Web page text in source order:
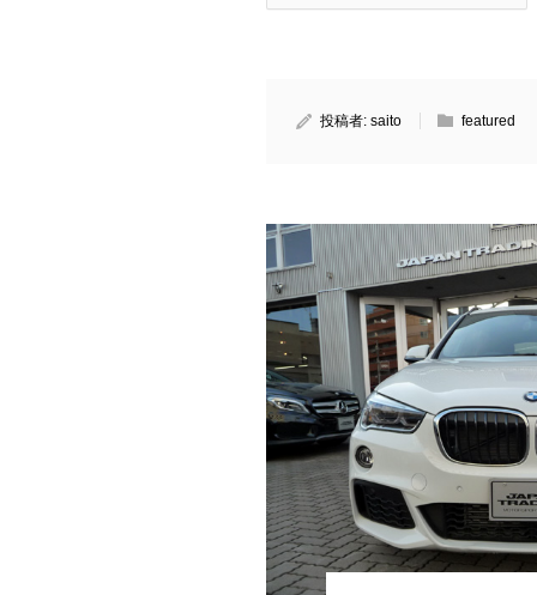
投稿者: saito featured